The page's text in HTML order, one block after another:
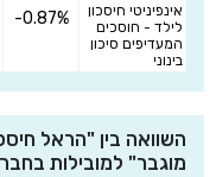
אינפיניטי חיסכון
לילד - חוסכים
המעדיפים סיכון
בינוני
-0.87%
השוואה בין "הראל
מוגבר" למובילות